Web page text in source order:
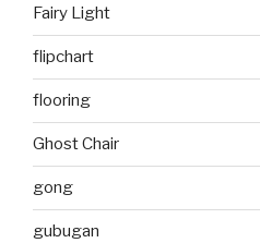
Fairy Light
flipchart
flooring
Ghost Chair
gong
gubugan